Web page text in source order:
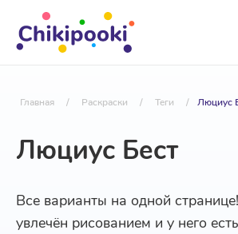
Главная / Раскраски / Теги / Люциус
Люциус Бест
Все варианты на одной
увлечён рисованием и у него